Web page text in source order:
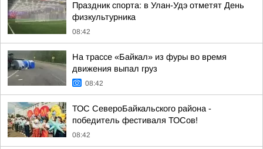
Праздник спорта: в Улан-Удэ отметят День
физкультурника
08:42
На трассе «Байкал» из фуры во время
движения выпал груз
08:42
ТОС СевероБайкальского района -
победитель фестиваля ТОСов!
08:42